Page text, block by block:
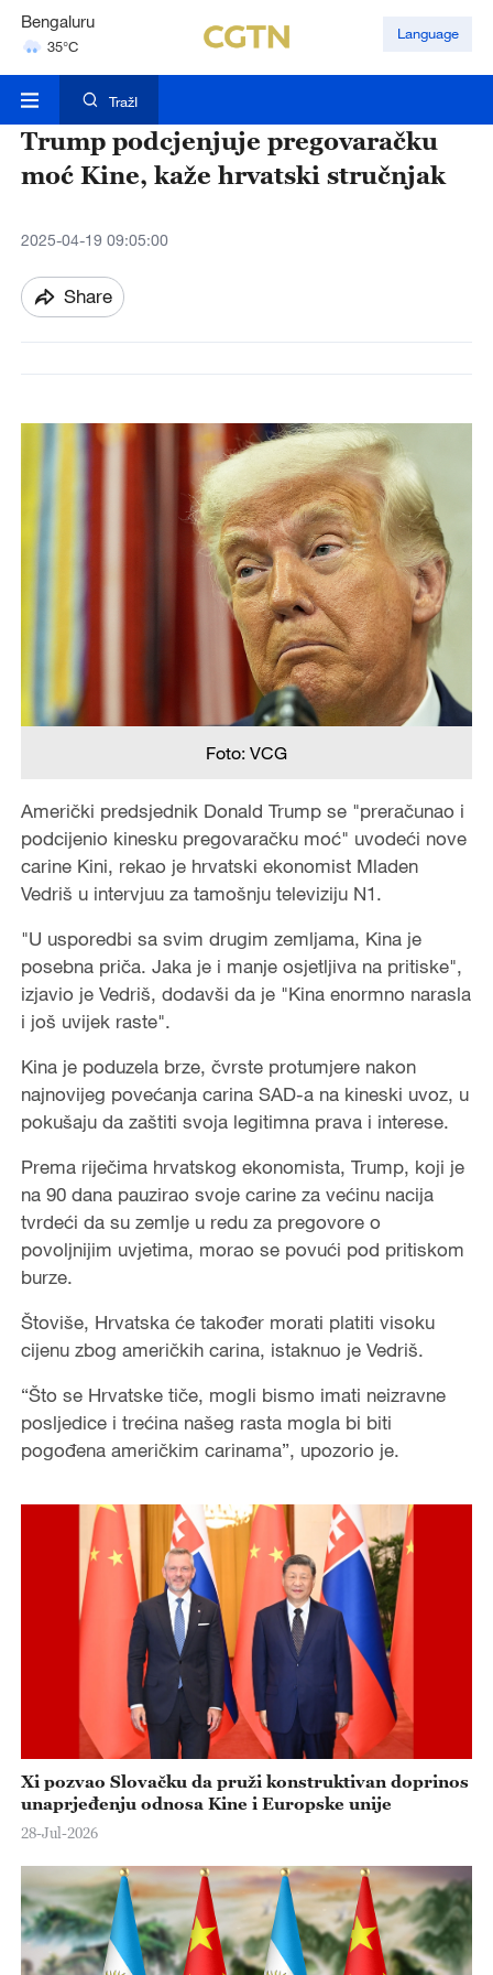
Hyderabad
42°C
Mumbai
Language
TražI
Trump podcjenjuje pregovaračku
moć Kine, kaže hrvatski stručnjak
2025-04-19 09:05:00
Share
Foto: VCG
Američki predsjednik Donald Trump se "preračunao i
podcijenio kinesku pregovaračku moć" uvodeći nove
carine Kini, rekao je hrvatski ekonomist Mladen
Vedriš u intervjuu za tamošnju televiziju N1.
"U usporedbi sa svim drugim zemljama, Kina je
posebna priča. Jaka je i manje osjetljiva na pritiske",
izjavio je Vedriš, dodavši da je "Kina enormno narasla
i još uvijek raste".
Kina je poduzela brze, čvrste protumjere nakon
najnovijeg povećanja carina SAD-a na kineski uvoz, u
pokušaju da zaštiti svoja legitimna prava i interese.
Prema riječima hrvatskog ekonomista, Trump, koji je
na 90 dana pauzirao svoje carine za većinu nacija
tvrdeći da su zemlje u redu za pregovore o
povoljnijim uvjetima, morao se povući pod pritiskom
burze.
Štoviše, Hrvatska će također morati platiti visoku
cijenu zbog američkih carina, istaknuo je Vedriš.
“Što se Hrvatske tiče, mogli bismo imati neizravne
posljedice i trećina našeg rasta mogla bi biti
pogođena američkim carinama”, upozorio je.
Xi pozvao Slovačku da pruži konstruktivan doprinos
unaprjeđenju odnosa Kine i Europske unije
28-Jul-2026